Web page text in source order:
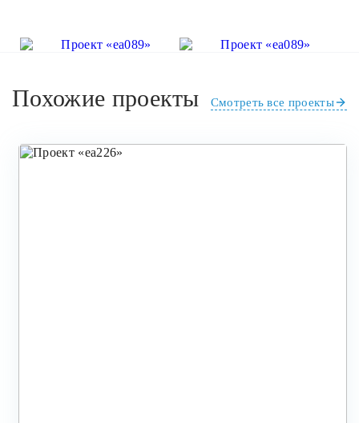
Похожие проекты Смотреть все проекты